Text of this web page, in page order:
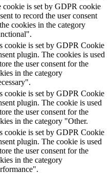
cookie is set by GDPR cookie
to record the user consent
cookies in the category
cookie is set by GDPR Cookie
plugin. The cookies is used
the user consent for the
in the category
cookie is set by GDPR Cookie
plugin. The cookie is used
the user consent for the
in the category "Other.
cookie is set by GDPR Cookie
plugin. The cookie is used
the user consent for the
in the category